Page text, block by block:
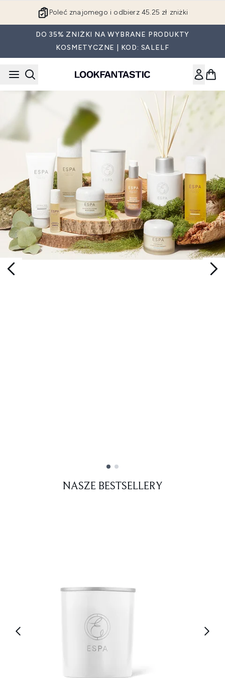
Poleć znajomego i odbierz 45.25 zł zniżki
DO 35% ZNIŻKI NA WYBRANE PRODUKTY
KOSMETYCZNE | KOD: SALELF
NASZE BESTSELLERY